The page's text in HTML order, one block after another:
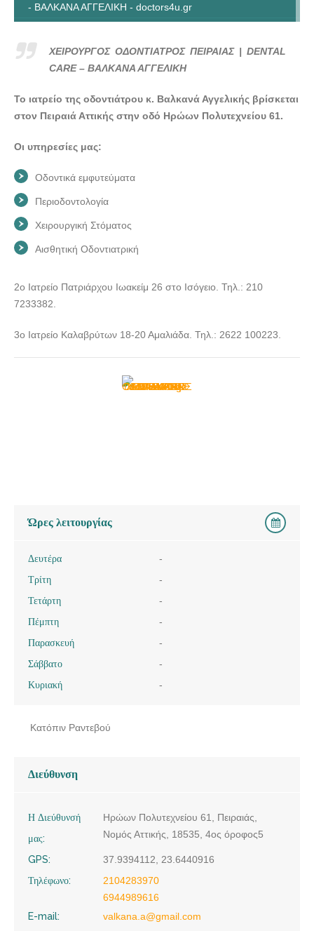
- ΒΑΛΚΑΝΑ ΑΓΓΕΛΙΚΗ - doctors4u.gr
- ΒΑΛΚΑΝΑ ΑΓΓΕΛΙΚΗ - doctors4u.gr
ΧΕΙΡΟΥΡΓΟΣ ΟΔΟΝΤΙΑΤΡΟΣ ΠΕΙΡΑΙΑΣ | DENTAL
CARE – ΒΑΛΚΑΝΑ ΑΓΓΕΛΙΚΗ
Το ιατρείο της οδοντιάτρου κ. Βαλκανά Αγγελικής βρίσκεται
στον Πειραιά Αττικής στην οδό Ηρώων Πολυτεχνείου 61.
Οι υπηρεσίες μας:
Οδοντικά εμφυτεύματα
Περιοδοντολογία
Χειρουργική Στόματος
Αισθητική Οδοντιατρική
2ο Ιατρείο Πατριάρχου Ιωακείμ 26 στο Ισόγειο. Τηλ.: 210
7233382.
3ο Ιατρείο Καλαβρύτων 18-20 Αμαλιάδα. Τηλ.: 2622 100223.
Ώρες λειτουργίας
Δευτέρα
-
Τρίτη
-
Τετάρτη
-
Πέμπτη
-
Παρασκευή
-
Σάββατο
-
Κυριακή
-
Κατόπιν Ραντεβού
Διεύθυνση
Η Διεύθυνσή
μας:
Ηρώων Πολυτεχνείου 61, Πειραιάς,
Νομός Αττικής, 18535, 4ος όροφος5
GPS:
37.9394112, 23.6440916
Τηλέφωνο:
2104283970
6944989616
E-mail:
valkana.a@gmail.com